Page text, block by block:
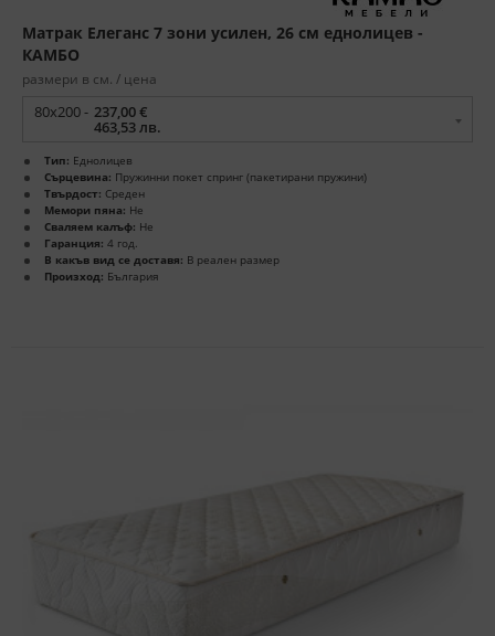
Матрак Елеганс 7 зони усилен, 26 см еднолицев -
КАМБО
размери в см. / цена
80x200 - 237,00 €
463,53 лв.
Тип: Еднолицев
Сърцевина: Пружинни покет спринг (пакетирани пружини)
Твърдост: Среден
Мемори пяна: Не
Сваляем калъф: Не
Гаранция: 4 год.
В какъв вид се доставя: В реален размер
Произход: България